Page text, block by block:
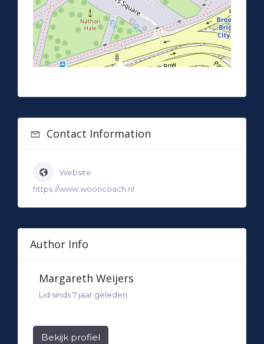
Contact Information
Website
https://www.wooncoach.nl
Author Info
Margareth Weijers
Lid sinds 7 jaar geleden
Bekijk profiel